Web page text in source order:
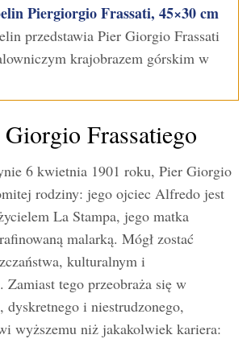
Piergiorgio Frassati, 45×30 cm
przedstawia Pier Giorgio Frassati
krajobrazem górskim w
Frassatiego
6 kwietnia 1901 roku, Pier Giorgio
rodziny: jego ojciec Alfredo jest
La Stampa, jego matka
malarką. Mógł zostać
kulturalnym i
Zamiast tego przeobraża się w
, dyskretnego i niestrudzonego,
wyższemu niż jakakolwiek kariera: